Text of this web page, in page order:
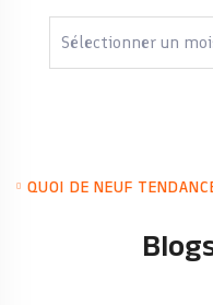
Archives
QUOI DE NEUF